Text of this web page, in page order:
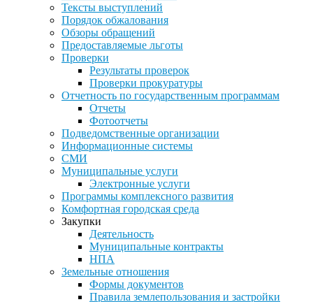
Тексты выступлений
Порядок обжалования
Обзоры обращений
Предоставляемые льготы
Проверки
Результаты проверок
Проверки прокуратуры
Отчетность по государственным программам
Отчеты
Фотоотчеты
Подведомственные организации
Информационные системы
СМИ
Муниципальные услуги
Электронные услуги
Программы комплексного развития
Комфортная городская среда
Закупки
Деятельность
Муниципальные контракты
НПА
Земельные отношения
Формы документов
Правила землепользования и застройки